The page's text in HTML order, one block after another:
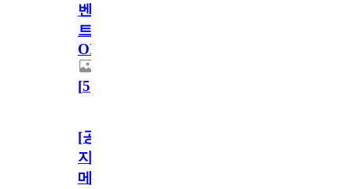
벤
트
OPEN!
[5]
[공
지]
메